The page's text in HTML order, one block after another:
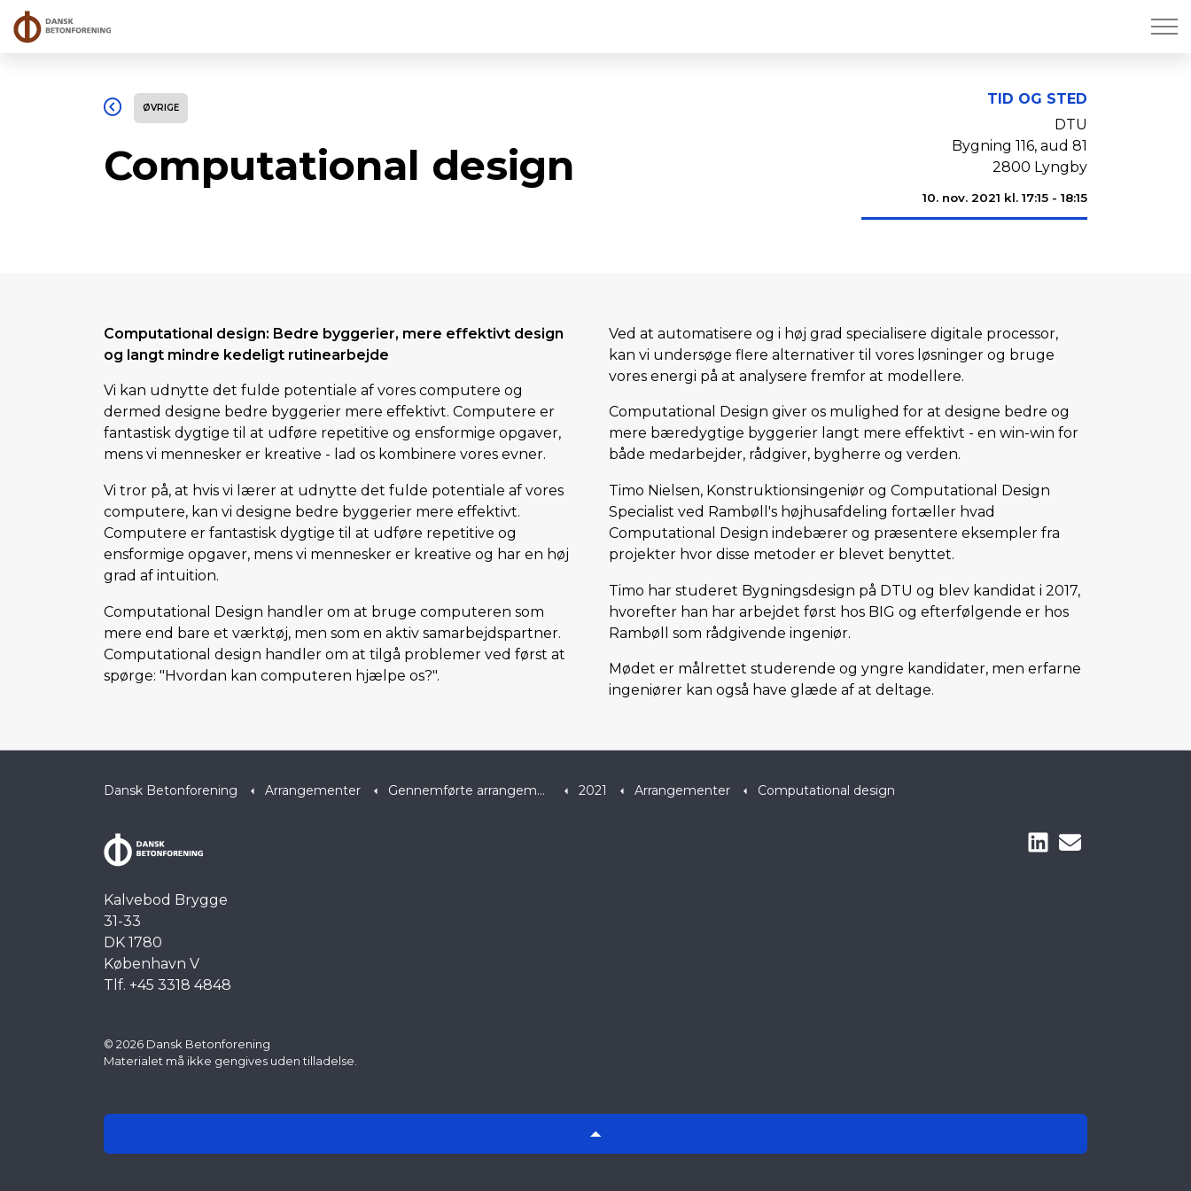
ØVRIGE
Computational design
TID OG STED
DTU
Bygning 116, aud 81
2800 Lyngby
10. nov. 2021 kl. 17:15 - 18:15
Computational design: Bedre byggerier, mere effektivt design
og langt mindre kedeligt rutinearbejde
Vi kan udnytte det fulde potentiale af vores computere og
dermed designe bedre byggerier mere effektivt. Computere er
fantastisk dygtige til at udføre repetitive og ensformige opgaver,
mens vi mennesker er kreative - lad os kombinere vores evner.
Vi tror på, at hvis vi lærer at udnytte det fulde potentiale af vores
computere, kan vi designe bedre byggerier mere effektivt.
Computere er fantastisk dygtige til at udføre repetitive og
ensformige opgaver, mens vi mennesker er kreative og har en høj
grad af intuition.
Computational Design handler om at bruge computeren som
mere end bare et værktøj, men som en aktiv samarbejdspartner.
Computational design handler om at tilgå problemer ved først at
spørge: "Hvordan kan computeren hjælpe os?".
Ved at automatisere og i høj grad specialisere digitale processor,
kan vi undersøge flere alternativer til vores løsninger og bruge
vores energi på at analysere fremfor at modellere.
Computational Design giver os mulighed for at designe bedre og
mere bæredygtige byggerier langt mere effektivt - en win-win for
både medarbejder, rådgiver, bygherre og verden.
Timo Nielsen, Konstruktionsingeniør og Computational Design
Specialist ved Rambøll's højhusafdeling fortæller hvad
Computational Design indebærer og præsentere eksempler fra
projekter hvor disse metoder er blevet benyttet.
Timo har studeret Bygningsdesign på DTU og blev kandidat i 2017,
hvorefter han har arbejdet først hos BIG og efterfølgende er hos
Rambøll som rådgivende ingeniør.
Mødet er målrettet studerende og yngre kandidater, men erfarne
ingeniører kan også have glæde af at deltage.
Dansk Betonforening Arrangementer Gennemførte arrangementer 2021 Arrangementer Computational design
Kalvebod Brygge
31-33
DK 1780
København V
Tlf. +45 3318 4848
© 2026 Dansk Betonforening
Materialet må ikke gengives uden tilladelse.